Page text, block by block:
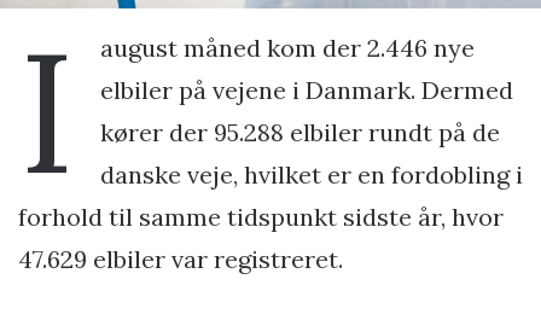
I
august måned kom der 2.446 nye
elbiler på vejene i Danmark. Dermed
kører der 95.288 elbiler rundt på de
danske veje, hvilket er en fordobling i
forhold til samme tidspunkt sidste år, hvor
47.629 elbiler var registreret.